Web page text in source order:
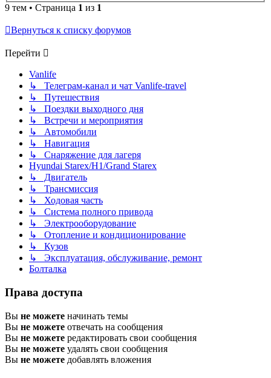
9 тем • Страница 1 из 1
Вернуться к списку форумов
Перейти
Vanlife
↳ Телеграм-канал и чат Vanlife-travel
↳ Путешествия
↳ Поездки выходного дня
↳ Встречи и мероприятия
↳ Автомобили
↳ Навигация
↳ Снаряжение для лагеря
Hyundai Starex/H1/Grand Starex
↳ Двигатель
↳ Трансмиссия
↳ Ходовая часть
↳ Система полного привода
↳ Электрооборудование
↳ Отопление и кондиционирование
↳ Кузов
↳ Эксплуатация, обслуживание, ремонт
Болталка
Права доступа
Вы не можете начинать темы
Вы не можете отвечать на сообщения
Вы не можете редактировать свои сообщения
Вы не можете удалять свои сообщения
Вы не можете добавлять вложения